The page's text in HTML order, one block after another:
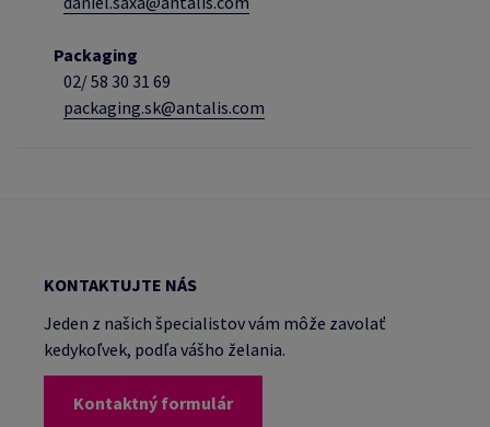
Packaging
02/58 30 31 69
packaging.sk@antalis.com
KONTAKTUJTE NÁS
Jeden z našich špecialistov vám môže zavolať
kedykoľvek, podľa vášho želania.
Kontaktný formulár